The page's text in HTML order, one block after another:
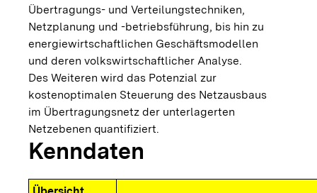
Übertragungs- und Verteilungstechniken,
Netzplanung und -betriebsführung, bis hin zu
energiewirtschaftlichen Geschäftsmodellen
und deren volkswirtschaftlicher Analyse.
Des Weiteren wird das Potenzial zur
kostenoptimalen Steuerung des Netzausbaus
im Übertragungsnetz der unterlagerten
Netzebenen quantifiziert.
Kenndaten